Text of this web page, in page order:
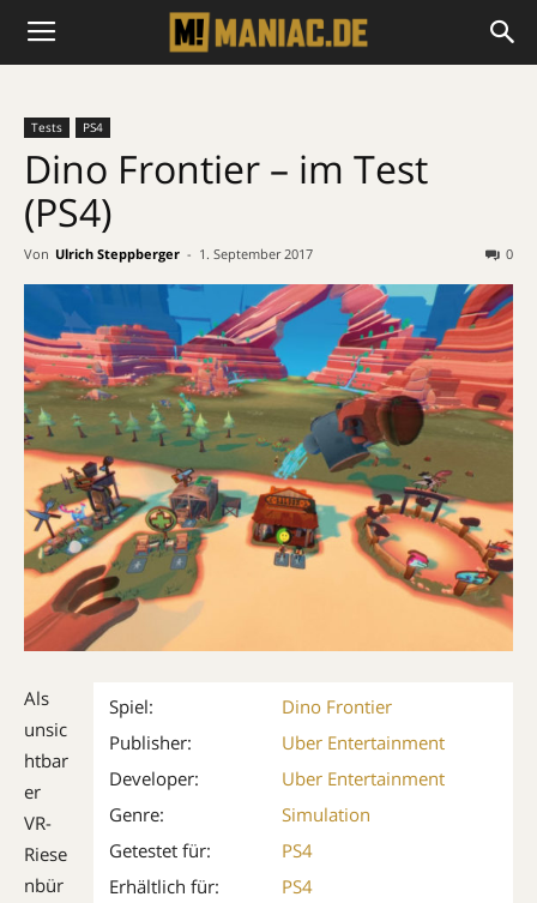
Tests PS4
Dino Frontier – im Test
(PS4)
Von Ulrich Steppberger - 1. September 2017 0
Spiel:
Dino Frontier
Publisher:
Uber Entertainment
Developer:
Uber Entertainment
Genre:
Simulation
Getestet für:
PS4
Erhältlich für:
PS4
Als
unsic
htbar
er
VR-
Riese
nbür